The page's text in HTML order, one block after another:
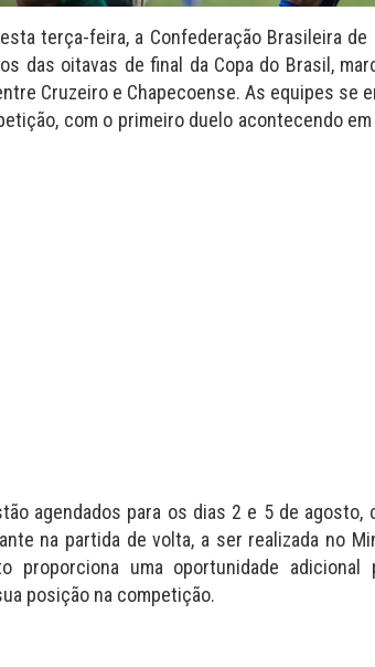
terça-feira, a Confederação Brasileira de
das oitavas de final da Copa do Brasil,
Cruzeiro e Chapecoense. As equipes se
com o primeiro duelo acontecendo
agendados para os dias 2 e 5 de agosto,
na partida de volta, a ser realizada no
proporciona uma oportunidade
posição na competição.